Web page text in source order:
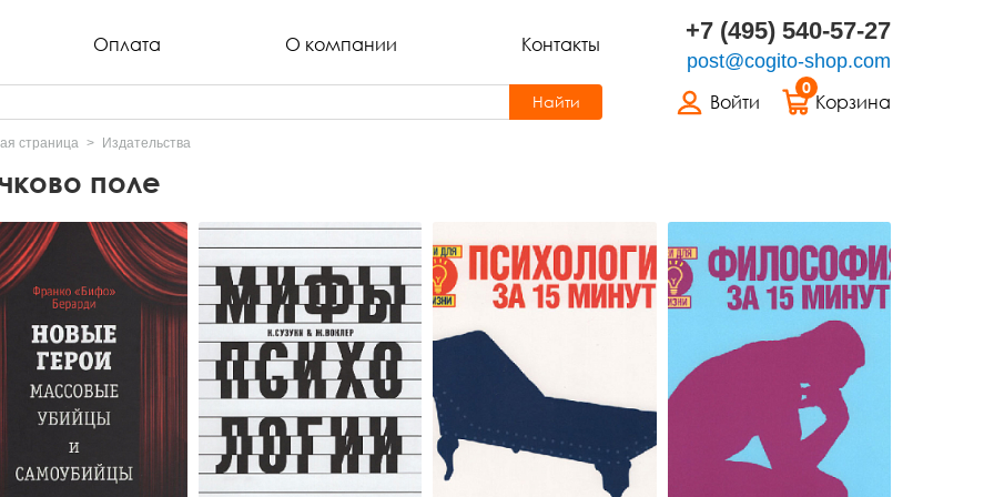
Оплата О компании Контакты +7 (495) 540-57-27
post@cogito-shop.com
Войти
0
Корзина
Найти
страница Издательства
поле